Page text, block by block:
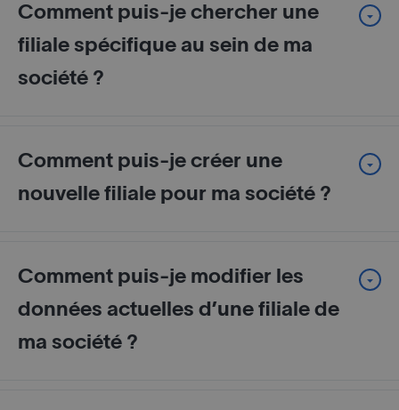
Comment puis-je chercher une
filiale spécifique au sein de ma
société ?
Comment puis-je créer une
nouvelle filiale pour ma société ?
Comment puis-je modifier les
données actuelles d’une filiale de
ma société ?